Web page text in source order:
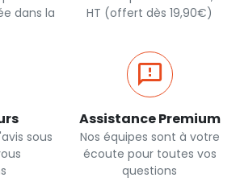
dans la
HT (offert dès 19,90€)
sous
Assistance Premium
Nos équipes sont à votre
écoute pour toutes vos
questions